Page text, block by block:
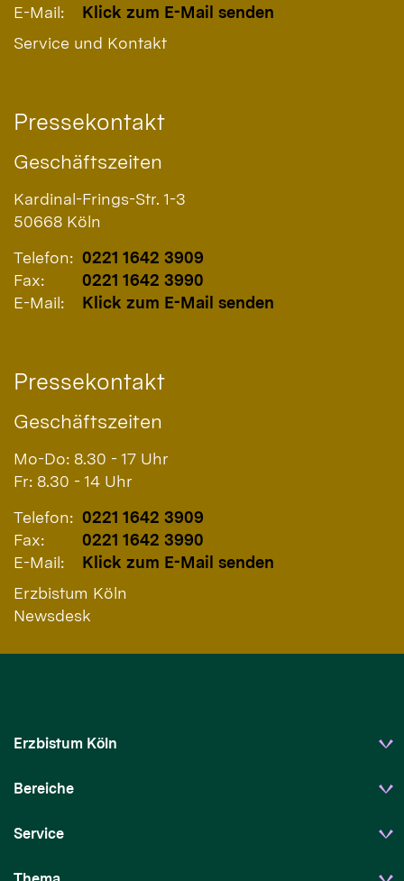
E-Mail:
Klick zum E-Mail senden
Service und Kontakt
Pressekontakt
Geschäftszeiten
Kardinal-Frings-Str. 1-3
50668 Köln
Telefon: 0221 1642 3909
Fax:
0221 1642 3990
E-Mail:
Klick zum E-Mail senden
Pressekontakt
Geschäftszeiten
Mo-Do: 8.30 - 17 Uhr
Fr: 8.30 - 14 Uhr
Telefon: 0221 1642 3909
Fax:
0221 1642 3990
E-Mail:
Klick zum E-Mail senden
Erzbistum Köln
Newsdesk
Erzbistum Köln
Bereiche
Service